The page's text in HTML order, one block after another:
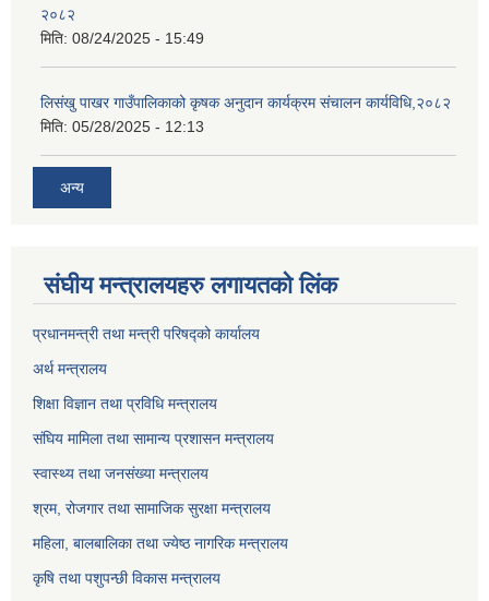
२०८२
मिति: 08/24/2025 - 15:49
लिसंखु पाखर गाउँपालिकाको कृषक अनुदान कार्यक्रम संचालन कार्यविधि,२०८२
मिति: 05/28/2025 - 12:13
अन्य
संघीय मन्त्रालयहरु लगायतको लिंक
प्रधानमन्त्री तथा मन्त्री परिषद्को कार्यालय
अर्थ मन्त्रालय
शिक्षा विज्ञान तथा प्रविधि मन्त्रालय
संघिय मामिला तथा सामान्य प्रशासन मन्त्रालय
स्वास्थ्य तथा जनसंख्या मन्त्रालय
श्रम, रोजगार तथा सामाजिक सुरक्षा मन्त्रालय
महिला, बालबालिका तथा ज्येष्ठ नागरिक मन्त्रालय
कृषि तथा पशुपन्छी विकास मन्त्रालय